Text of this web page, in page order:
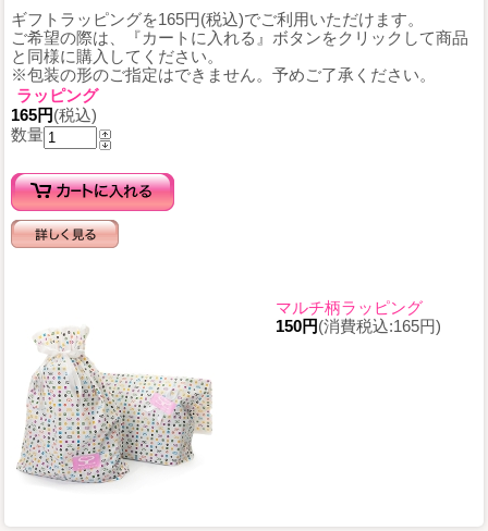
ギフトラッピングを165円(税込)でご利用いただけます。
ご希望の際は、『カートに入れる』ボタンをクリックして商品
と同様に購入してください。
※包装の形のご指定はできません。予めご了承ください。
ラッピング
165円(税込)
数量
マルチ柄ラッピング
150円(消費税込:165円)